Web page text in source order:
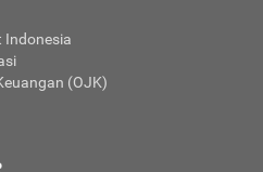
Indonesia
(OJK)